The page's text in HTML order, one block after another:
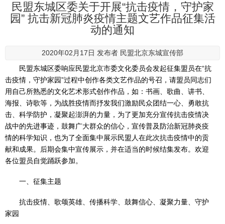
民盟东城区委关于开展“抗击疫情，守护家
园” 抗击新冠肺炎疫情主题文艺作品征集活
动的通知
2020年02月17日 发布者 民盟北京东城宣传部
民盟东城区委响应民盟北京市委文化委员会发起征集盟员在“抗
击疫情，守护家园”过程中创作各类文艺作品的号召，请盟员同志们
用自己所熟悉的文化艺术形式创作作品，如：书画、歌曲、讲书、
海报、诗歌等，为战胜疫情而抒发我们激励民众团结一心、勇敢抗
击、科学防护，凝聚起澎湃的力量，为了更加充分宣传抗击疫情决
战中的先进事迹，鼓舞广大群众的信心，宣传普及防治新冠肺炎疫
情的科学知识，也为了全面集中展示民盟人在此次抗击疫情中的贡
献和成果。后期会集中宣传展示，并在适当的时候结集发布。欢迎
各位盟员自觉踊跃参加。
一、征集主题
抗击疫情、歌颂英雄、传播科学、鼓舞信心、凝聚力量、守护
家园